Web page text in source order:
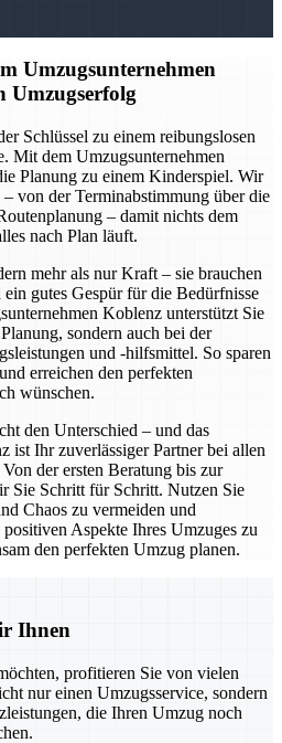
Umzugsunternehmen
Umzugserfolg
Schlüssel zu einem reibungslosen
Mit dem Umzugsunternehmen
Planung zu einem Kinderspiel. Wir
von der Terminabstimmung über die
– damit nichts dem
nach Plan läuft.
mehr als nur Kraft – sie brauchen
gutes Gespür für die Bedürfnisse
Koblenz unterstützt Sie
sondern auch bei der
und -hilfsmittel. So sparen
erreichen den perfekten
wünschen.
den Unterschied – und das
ist Ihr zuverlässiger Partner bei allen
der ersten Beratung bis zur
Sie Schritt für Schritt. Nutzen Sie
Chaos zu vermeiden und
Aspekte Ihres Umzuges zu
den perfekten Umzug planen.
Ihnen
profitieren Sie von vielen
nur einen Umzugsservice, sondern
die Ihren Umzug noch